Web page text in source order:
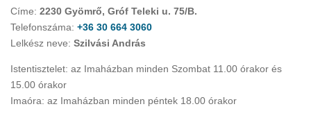
Címe: 2230 Gyömrő, Gróf Teleki u. 75/B.
Telefonszáma: +36 30 664 3060
Lelkész neve: Szilvási András
Istentisztelet: az Imaházban minden Szombat 11.00 órakor és
15.00 órakor
Imaóra: az Imaházban minden péntek 18.00 órakor